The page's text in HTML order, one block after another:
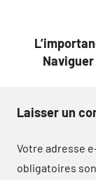
Laisser un
Votre adresse
obligatoires